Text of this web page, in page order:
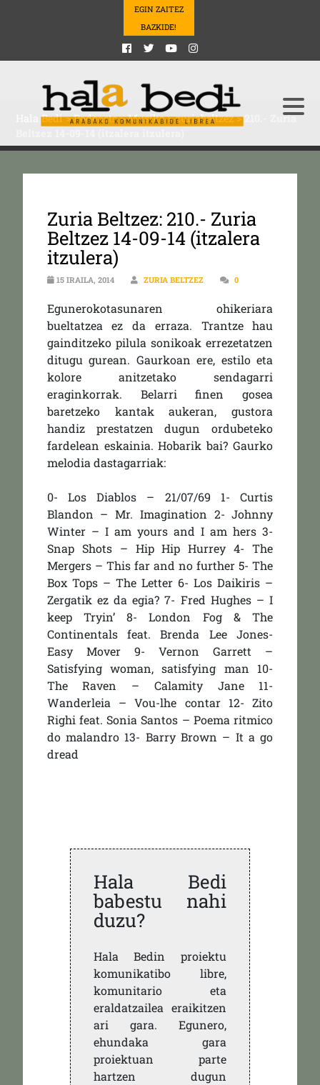
EGIN ZAITEZ
BAZKIDE!
Hala Bedi>Podcasts>Musika>zuriabeltzez> 210.- Zuria
Zuria Beltzez: 210.- Zuria
Beltzez 14-09-14 (itzalera
itzulera)
15 IRAILA, 2014 ZURIA BELTZEZ 0
Egunerokotasunaren ohikeriara
bueltatzea ez da erraza. Trantze hau
gainditzeko pilula sonikoak errezetatzen
ditugu gurean. Gaurkoan ere, estilo eta
kolore anitzetako sendagarri
eraginkorrak. Belarri finen gosea
baretzeko kantak aukeran, gustora
handiz prestatzen dugun ordubeteko
fardelean eskainia. Hobarik bai? Gaurko
melodia dastagarriak:
0- Los Diablos – 21/07/69 1- Curtis
Blandon – Mr. Imagination 2- Johnny
Winter – I am yours and I am hers 3-
Snap Shots – Hip Hip Hurrey 4- The
Mergers – This far and no further 5- The
Box Tops – The Letter 6- Los Daikiris –
Zergatik ez da egia? 7- Fred Hughes – I
keep Tryin’ 8- London Fog & The
Continentals feat. Brenda Lee Jones-
Easy Mover 9- Vernon Garrett –
Satisfying woman, satisfying man 10-
The Raven – Calamity Jane 11-
Wanderleia – Vou-lhe contar 12- Zito
Righi feat. Sonia Santos – Poema ritmico
do malandro 13- Barry Brown – It a go
dread
Hala Bedi
babestu nahi
duzu?
Hala Bedin proiektu
komunikatibo libre,
komunitario eta
eraldatzailea eraikitzen
ari gara. Egunero,
ehundaka gara
proiektuan parte
hartzen dugun